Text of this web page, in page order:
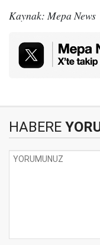
Kaynak: Mepa News
HABERE